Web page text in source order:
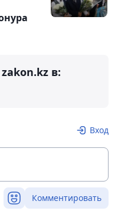
в:
Вход
Комментировать